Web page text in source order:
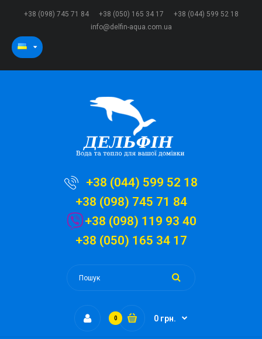
+38 (098) 745 71 84 +38 (050) 165 34 17
+38 (044) 599 52 18
info@delfin-aqua.com.ua
+38 (044) 599 52 18
+38 (098) 745 71 84
+38 (098) 119 93 40
+38 (050) 165 34 17
0 0 грн.